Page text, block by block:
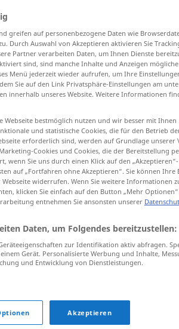
tiene → siehe „tener“
bastante dinero
tieneremedio
dinero bastante
greifen auf personenbezogene Daten wie
Durch Auswahl von Akzeptieren aktivieren Sie
Partner verarbeiten Daten, um Ihnen Dienste
sind, sind manche Inhalte und Anzeigen
Menü jederzeit wieder aufrufen, um Ihre
Sie auf den Link Privatsphäre-Einstellungen am
innerhalb unseres Website. Weitere Informationen
Webseite bestmöglich nutzen und wir besser mit Ihnen
und statistische Cookies, die für den Betrieb
erforderlich sind, werden auf Grundlage unserer
Cookies und Cookies, die der Bereitstellung
wenn Sie uns durch einen Klick auf den
auf „Fortfahren ohne Akzeptieren“. Sie können
widerrufen. Wenn Sie weitere Informationen
klicken Sie einfach auf den Button „Mehr
entnehmen Sie ansonsten unserer
Daten, um Folgendes bereitzustellen:
zur Identifikation aktiv abfragen.
Gerät. Personalisierte Werbung und Inhalte,
und Entwicklung von Dienstleistungen.
Akzeptieren